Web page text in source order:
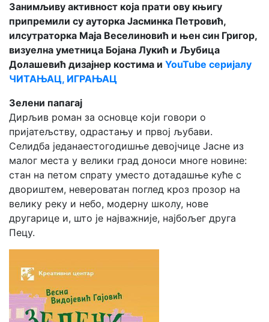
Занимљиву активност која прати ову књигу
припремили су ауторка Јасминка Петровић,
илсутраторка Маја Веселиновић и њен син Григор,
визуелна уметница Бојана Лукић и Љубица
Долашевић дизајнер костима и YouTube серијалу
ЧИТАЊАЦ, ИГРАЊАЦ
Зелени папагај
Дирљив роман за основце који говори о
пријатељству, одрастању и првој љубави.
Селидба једанаестогодишње девојчице Јасне из
малог места у велики град доноси многе новине:
стан на петом спрату уместо дотадашње куће с
двориштем, невероватан поглед кроз прозор на
велику реку и небо, модерну школу, нове
другарице и, што је најважније, најбољег друга
Пецу.